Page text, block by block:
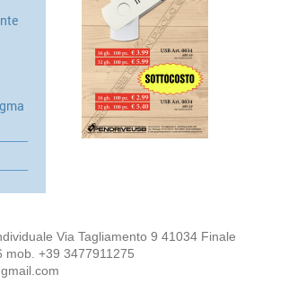
Via Tagliamento 9 41034 Finale
mob. +39 3477911275